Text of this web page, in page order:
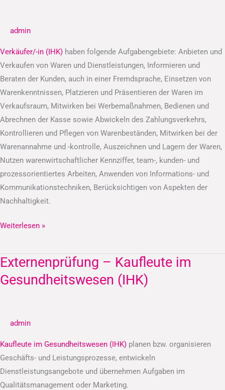
admin
Verkäufer/-in (IHK) haben folgende Aufgabengebiete: Anbieten und
Verkaufen von Waren und Dienstleistungen, Informieren und
Beraten der Kunden, auch in einer Fremdsprache, Einsetzen von
Warenkenntnissen, Platzieren und Präsentieren der Waren im
Verkaufsraum, Mitwirken bei Werbemaßnahmen, Bedienen und
Abrechnen der Kasse sowie Abwickeln des Zahlungsverkehrs,
Kontrollieren und Pflegen von Warenbeständen, Mitwirken bei der
Warenannahme und -kontrolle, Auszeichnen und Lagern der Waren,
Nutzen warenwirtschaftlicher Kennziffer, team-, kunden- und
prozessorientiertes Arbeiten, Anwenden von Informations- und
Kommunikationstechniken, Berücksichtigen von Aspekten der
Nachhaltigkeit.
Weiterlesen »
Externenprüfung – Kaufleute im
Gesundheitswesen (IHK)
admin
Kaufleute im Gesundheitswesen (IHK) planen bzw. organisieren
Geschäfts- und Leistungsprozesse, entwickeln
Dienstleistungsangebote und übernehmen Aufgaben im
Qualitätsmanagement oder Marketing.
Externenprüfung
–
Kaufleute
(IHK)